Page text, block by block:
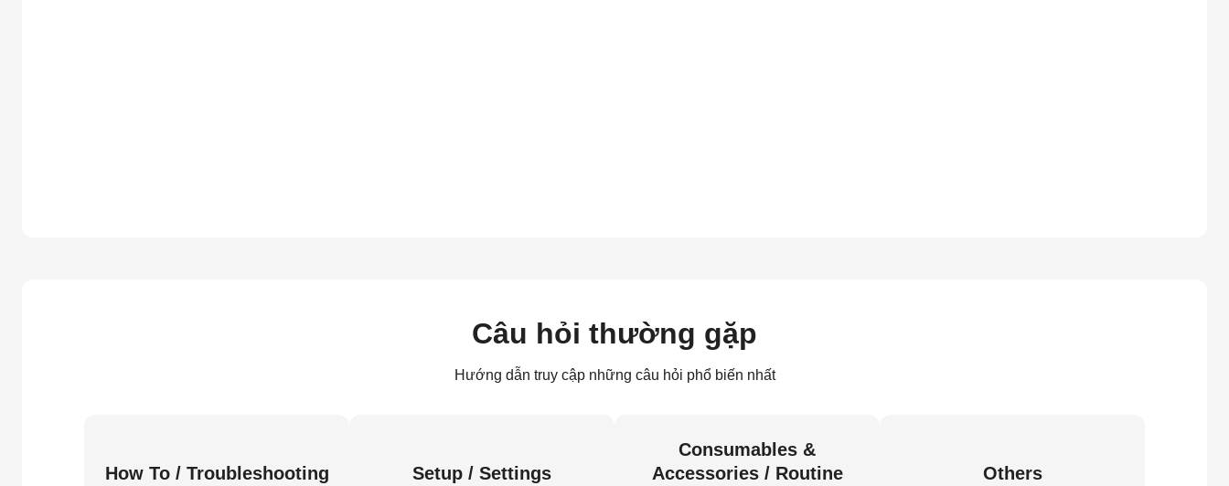
Câu hỏi thường gặp
Hướng dẫn truy cập những câu hỏi phổ biến nhất
How To / Troubleshooting Setup / Settings
Consumables &
Accessories / Routine
Others